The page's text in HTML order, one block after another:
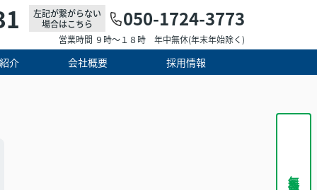
左記が繋がらない
場合はこちら
050-1724-3773
営業時間 ９時～１８時 年中無休(年末年始除く)
介 会社概要 採用情報
無料査定依頼